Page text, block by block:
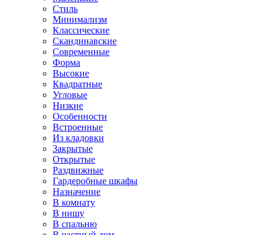
Стиль
Минимализм
Классические
Скандинавские
Современные
Форма
Высокие
Квадратные
Угловые
Низкие
Особенности
Встроенные
Из кладовки
Закрытые
Открытые
Раздвижные
Гардеробные шкафы
Назначение
В комнату
В нишу
В спальню